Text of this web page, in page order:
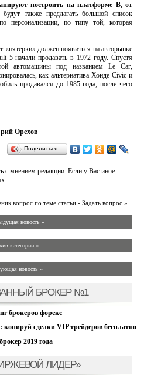
построить на платформе B, от
также предлагать большой список
персонализации, по типу той, которая
должен появиться на авторынке
5 начали продавать в 1972 году. Спустя
автомашины под названием Le Car,
как альтернатива Хонде Civic и
продавался до 1985 года, после чего
Орехов
Поделиться…
с мнением редакции. Если у Вас иное
вопрос по теме статьи - Задать вопрос »
новость «
категории «
новость »
БРОКЕР №1
брокеров форекс
копируй сделки VIP трейдеров бесплатно
2019 года
ЛИДЕР»